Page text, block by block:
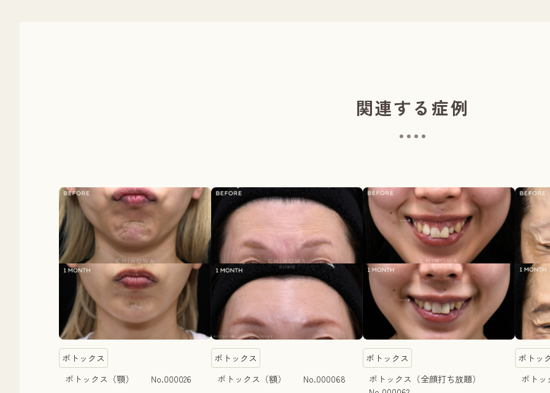
関連する症例
ボトックス
ボトックス（顎） No.000026
ボトックス
ボトックス（額） No.000068
ボトックス
ボトックス（全顔打ち放題）
ボトッ
ボト